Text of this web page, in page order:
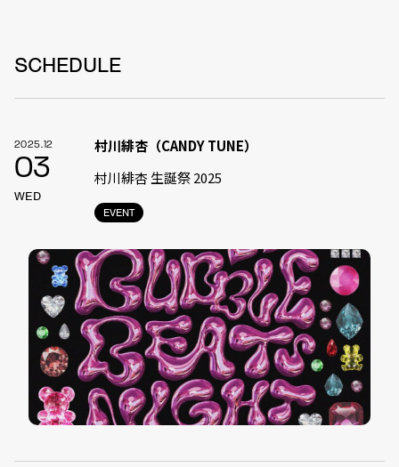
SCHEDULE
2025.12
03
WED
EVENT
村川緋杏（CANDY TUNE）
村川緋杏 生誕祭 2025